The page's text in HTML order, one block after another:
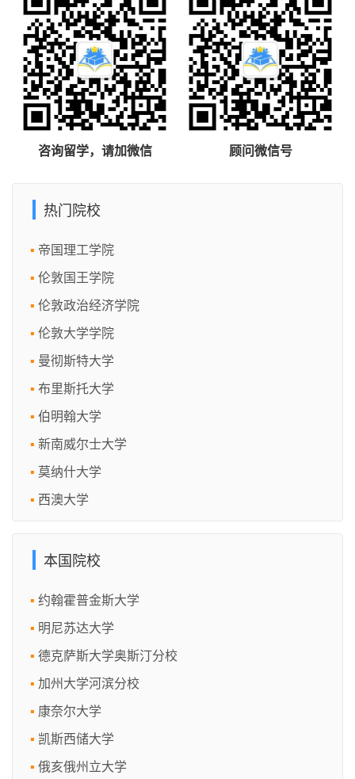
咨询留学，请加微信 顾问微信号
热门院校
帝国理工学院
伦敦国王学院
伦敦政治经济学院
伦敦大学学院
曼彻斯特大学
布里斯托大学
伯明翰大学
新南威尔士大学
莫纳什大学
西澳大学
本国院校
约翰霍普金斯大学
明尼苏达大学
德克萨斯大学奥斯汀分校
加州大学河滨分校
康奈尔大学
凯斯西储大学
俄亥俄州立大学